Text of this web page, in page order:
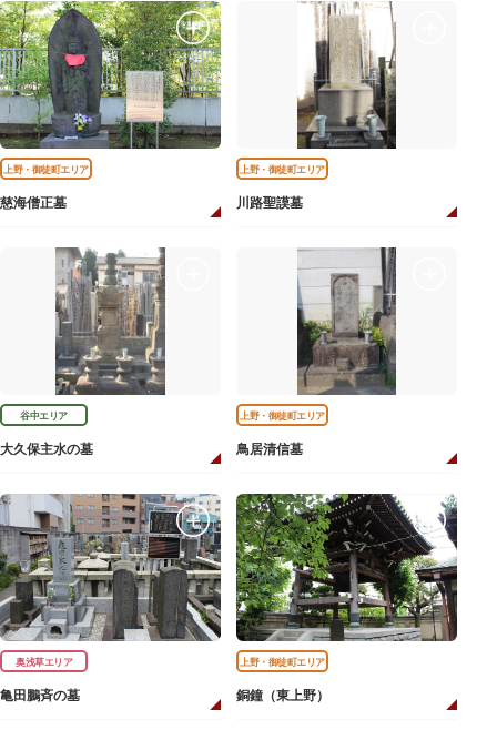
上野・御徒町エリア
慈海僧正墓
上野・御徒町エリア
川路聖謨墓
谷中エリア
大久保主水の墓
上野・御徒町エリア
鳥居清信墓
奥浅草エリア
亀田鵬斉の墓
上野・御徒町エリア
銅鐘（東上野）